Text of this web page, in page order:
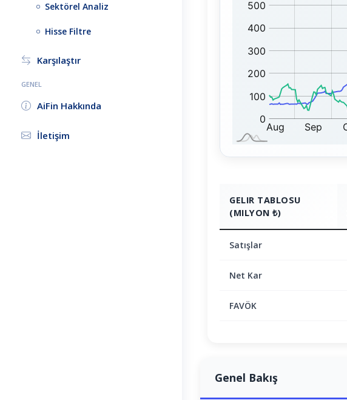
Sektörel Analiz
Hisse Filtre
Karşılaştır
GENEL
AiFin Hakkında
İletişim
GELIR TABLOSU
(MILYON ₺)
Satışlar
Net Kar
FAVÖK
Genel Bakış